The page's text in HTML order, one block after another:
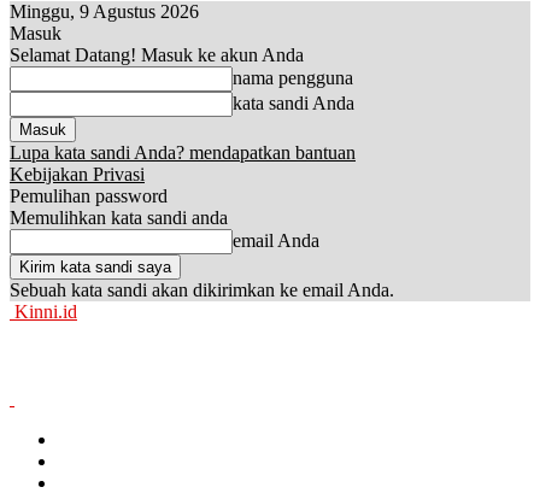
Minggu, 9 Agustus 2026
Masuk
Selamat Datang! Masuk ke akun Anda
nama pengguna
kata sandi Anda
Lupa kata sandi Anda? mendapatkan bantuan
Kebijakan Privasi
Pemulihan password
Memulihkan kata sandi anda
email Anda
Sebuah kata sandi akan dikirimkan ke email Anda.
Kinni.id